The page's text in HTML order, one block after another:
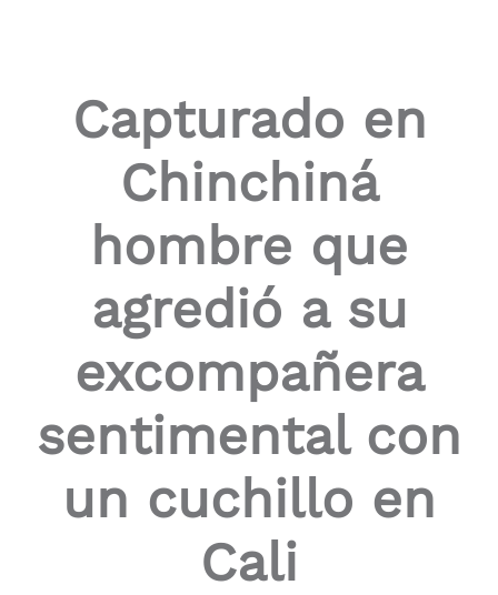
Capturado en
Chinchiná
hombre que
agredió a su
excompañera
sentimental con
un cuchillo en
Cali